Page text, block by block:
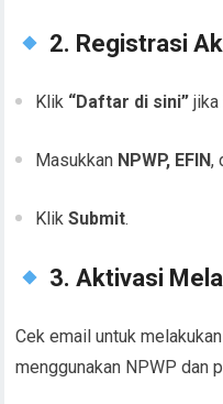
2. Registrasi
Klik “Daftar di sini” jika
Masukkan NPWP, EFIN,
KlikSubmit.
3. Aktivasi
Cek email untuk
menggunakan NPWP dan